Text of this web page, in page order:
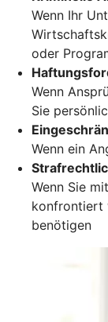
Wenn Ihr
oder
Wenn
Sie
Wenn ein
Wenn Sie
konfrontiert
benötigen